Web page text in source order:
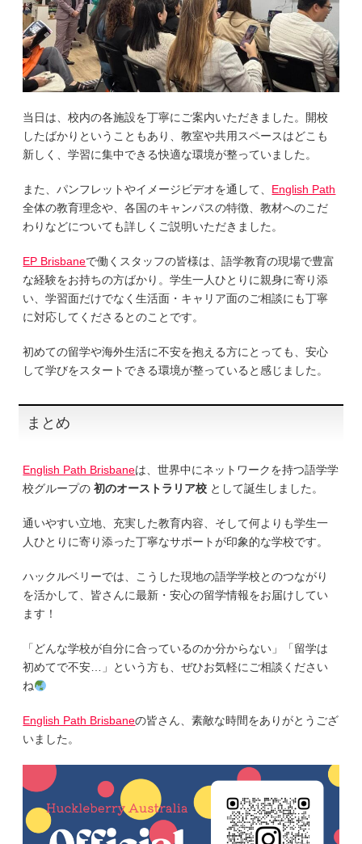
当日は、校内の各施設を丁寧にご案内いただきました。開校
したばかりということもあり、教室や共用スペースはどこも
新しく、学習に集中できる快適な環境が整っていました。
また、パンフレットやイメージビデオを通して、 English Path
全体の教育理念や、各国のキャンパスの特徴、教材へのこだ
わりなどについても詳しくご説明いただきました。
EP Brisbaneで働くスタッフの皆様は、語学教育の現場で豊富
な経験をお持ちの方ばかり。学生一人ひとりに親身に寄り添
い、学習面だけでなく生活面・キャリア面のご相談にも丁寧
に対応してくださるとのことです。
初めての留学や海外生活に不安を抱える方にとっても、安心
して学びをスタートできる環境が整っていると感じました。
まとめ
English Path Brisbaneは、世界中にネットワークを持つ語学学
校グループの初のオーストラリア校 として誕生しました。
通いやすい立地、充実した教育内容、そして何よりも学生一
人ひとりに寄り添った丁寧なサポートが印象的な学校です。
ハックルベリーでは、こうした現地の語学学校とのつながり
を活かして、皆さんに最新・安心の留学情報をお届けしてい
ます！
「どんな学校が自分に合っているのか分からない」「留学は
初めてで不安…」という方も、ぜひお気軽にご相談ください
ね
English Path Brisbaneの皆さん、素敵な時間をありがとうござ
いました。